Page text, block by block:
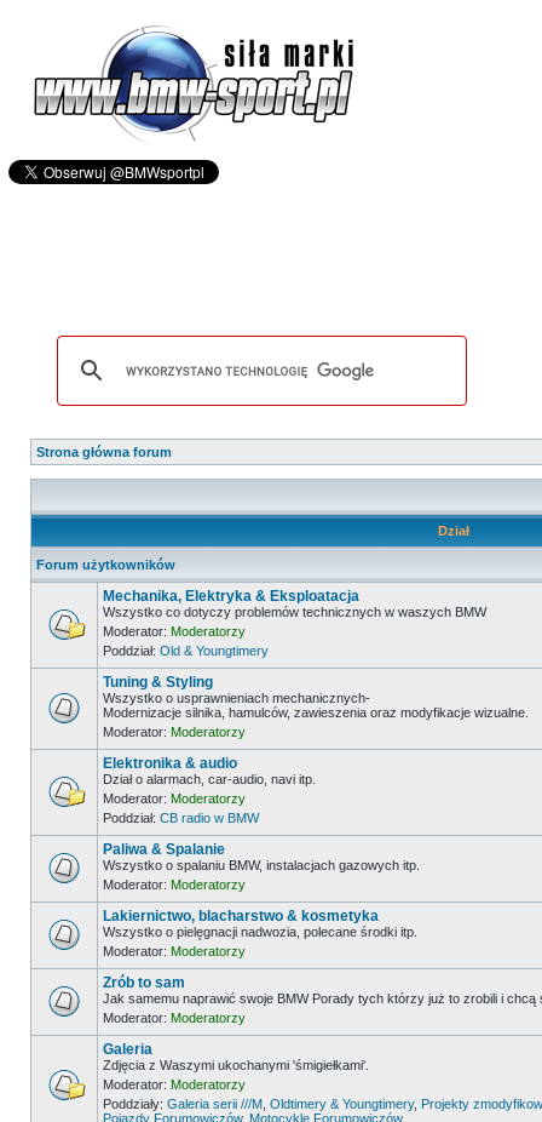
Strona główna forum
Dział
Forum użytkowników
Mechanika, Elektryka & Eksploatacja
Wszystko co dotyczy problemów technicznych w waszych BMW
Moderator: Moderatorzy
Poddział: Old & Youngtimery
Tuning & Styling
Wszystko o usprawnieniach mechanicznych-
Modernizacje silnika, hamulców, zawieszenia oraz modyfikacje wizualne.
Moderator: Moderatorzy
Elektronika & audio
Dział o alarmach, car-audio, navi itp.
Moderator: Moderatorzy
Poddział: CB radio w BMW
Paliwa & Spalanie
Wszystko o spalaniu BMW, instalacjach gazowych itp.
Moderator: Moderatorzy
Lakiernictwo, blacharstwo & kosmetyka
Wszystko o pielęgnacji nadwozia, polecane środki itp.
Moderator: Moderatorzy
Zrób to sam
Jak samemu naprawić swoje BMW Porady tych którzy już to zrobili i
Moderator: Moderatorzy
Galeria
Zdjęcia z Waszymi ukochanymi 'śmigiełkami'.
Moderator: Moderatorzy
Poddziały: Galeria serii ///M Oldtimery & Youngtimery, Projekty
Pojazdy Forumowiczów, Motocykle Forumowiczów